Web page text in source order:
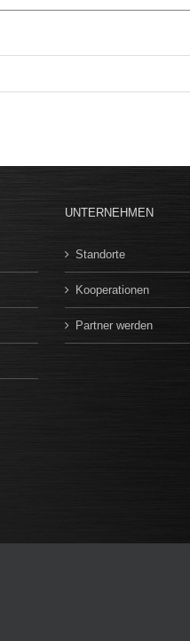
UNTERNEHMEN
Standorte
Kooperationen
Partner werden